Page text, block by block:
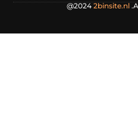
@2024 2binsite.nl